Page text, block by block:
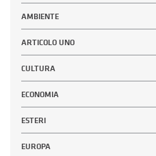
AMBIENTE
ARTICOLO UNO
CULTURA
ECONOMIA
ESTERI
EUROPA